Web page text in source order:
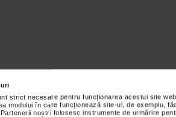
strict necesare pentru funcționarea acestui site
modului în care funcționează site-ul, de exemplu,
noștri folosesc instrumente de urmărire